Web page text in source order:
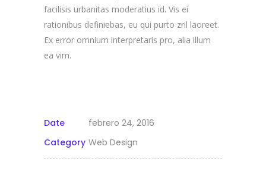
facilisis urbanitas moderatius id. Vis ei
rationibus definiebas, eu qui purto zril laoreet.
Ex error omnium interpretaris pro, alia illum
ea vim.
Date
febrero 24, 2016
Category Web Design